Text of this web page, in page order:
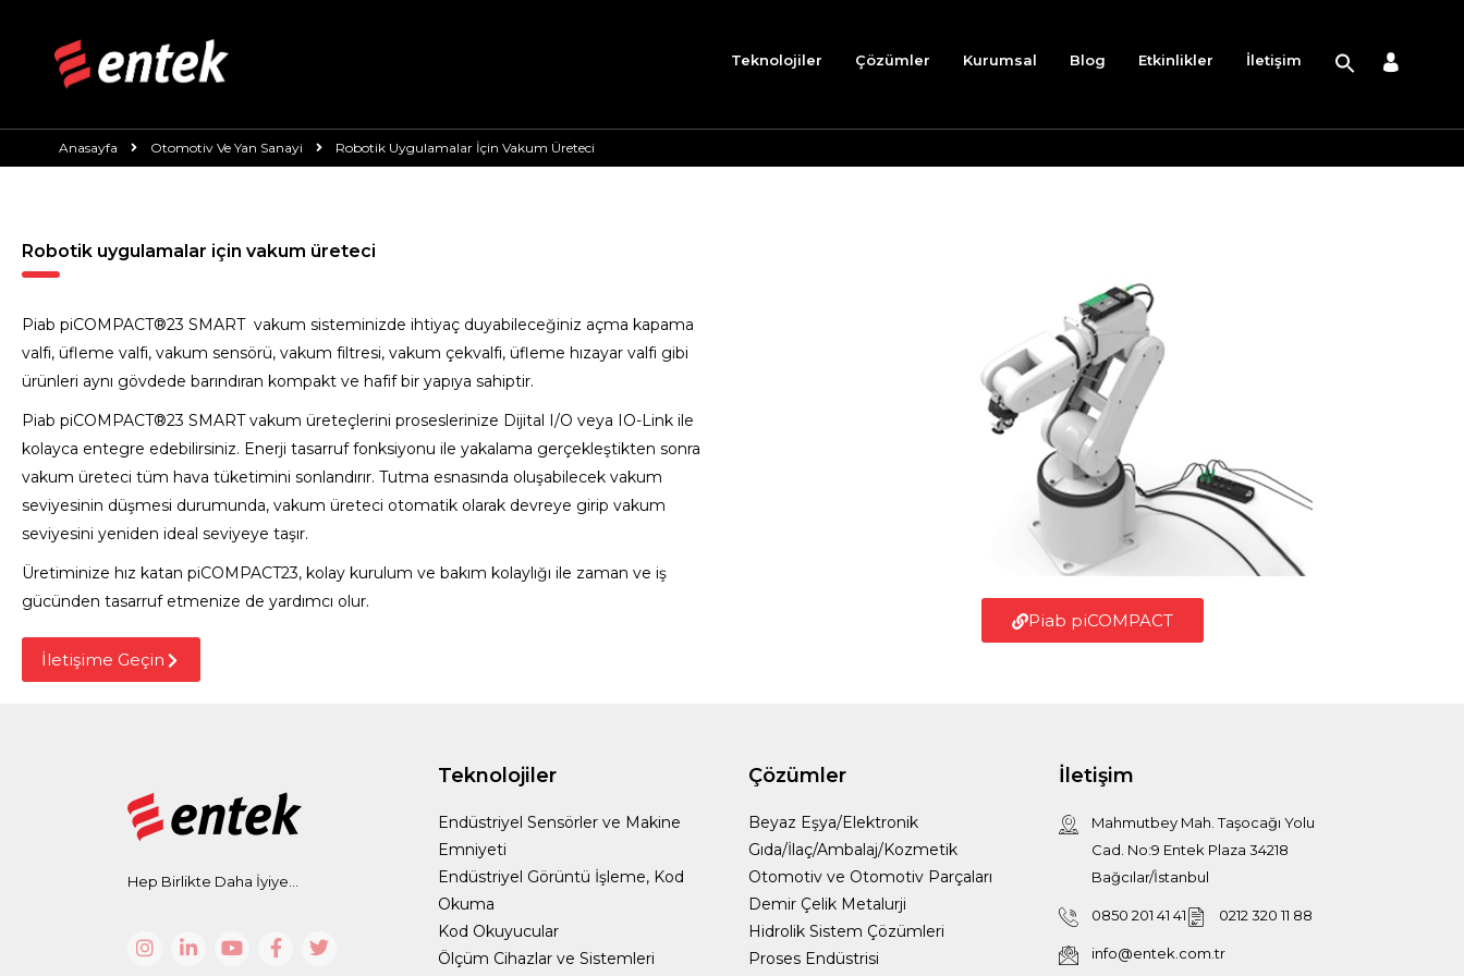
Teknolojiler Çözümler Kurumsal Blog Etkinlikler İletişim
Anasayfa Otomotiv Ve Yan Sanayi Robotik Uygulamalar İçin Vakum Üreteci
Robotik uygulamalar için vakum üreteci
Piab piCOMPACT®23 SMART vakum sisteminizde ihtiyaç duyabileceğiniz açma kapama
valfi, üfleme valfi, vakum sensörü, vakum filtresi, vakum çekvalfi, üfleme hızayar valfi gibi
ürünleri aynı gövdede barındıran kompakt ve hafif bir yapıya sahiptir.
Piab piCOMPACT®23 SMARTvakum üreteçlerini proseslerinize Dijital I/O veya IO-Link ile
kolayca entegre edebilirsiniz. Enerji tasarruf fonksiyonu ile yakalama gerçekleştikten sonra
vakum üreteci tüm hava tüketimini sonlandırır. Tutma esnasında oluşabilecek vakum
seviyesinin düşmesi durumunda, vakum üreteci otomatik olarak devreye girip vakum
seviyesini yeniden ideal seviyeye taşır.
Üretiminize hız katan piCOMPACT23, kolay kurulum ve bakım kolaylığı ile zaman ve iş
gücünden tasarruf etmenize de yardımcı olur.
İletişime Geçin
Piab piCOMPACT​
Hep Birlikte Daha İyiye...
Teknolojiler
Endüstriyel Sensörler ve Makine
Emniyeti
Endüstriyel Görüntü İşleme, Kod
Okuma
Kod Okuyucular
Ölçüm Cihazlar ve Sistemleri
Çözümler
Beyaz Eşya/Elektronik
Gıda/İlaç/Ambalaj/Kozmetik
Otomotiv ve Otomotiv Parçaları
Demir Çelik Metalurji
Hidrolik Sistem Çözümleri
Proses Endüstrisi
İletişim
Mahmutbey Mah. Taşocağı Yolu
Cad. No:9 Entek Plaza 34218
Bağcılar/İstanbul
0850 201 41 41 0212 320 11 88
info@entek.com.tr